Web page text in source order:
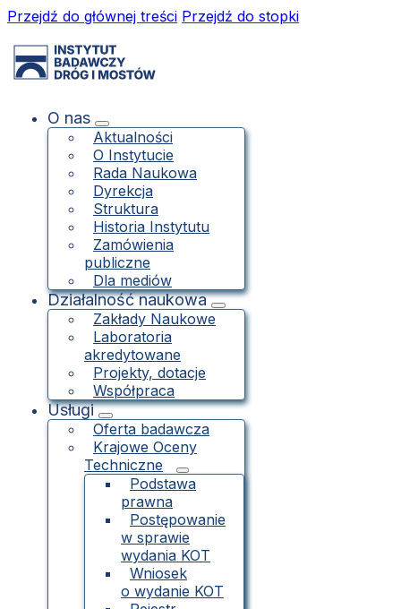
Przejdź do głównej treści Przejdź do stopki
O nas
Aktualności
O Instytucie
Rada Naukowa
Dyrekcja
Struktura
Historia Instytutu
Zamówienia
publiczne
Dla mediów
Działalność naukowa
Zakłady Naukowe
Laboratoria
akredytowane
Projekty, dotacje
Współpraca
Usługi
Oferta badawcza
Krajowe Oceny
Techniczne
Podstawa
prawna
Postępowanie
w sprawie
wydania KOT
Wniosek
o wydanie KOT